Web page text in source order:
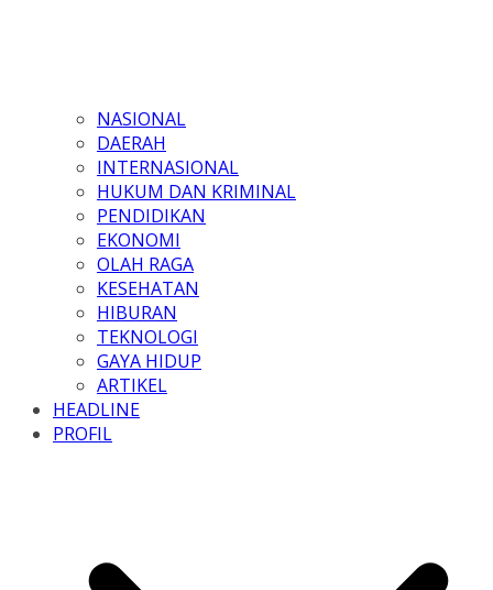
NASIONAL
DAERAH
INTERNASIONAL
HUKUM DAN KRIMINAL
PENDIDIKAN
EKONOMI
OLAH RAGA
KESEHATAN
HIBURAN
TEKNOLOGI
GAYA HIDUP
ARTIKEL
HEADLINE
PROFIL